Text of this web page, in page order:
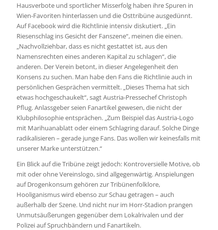
Hausverbote und sportlicher Misserfolg haben ihre Spuren in
Wien-Favoriten hinterlassen und die Osttribüne ausgedünnt.
Auf Facebook wird die Richtlinie intensiv diskutiert. „Ein
Riesenschlag ins Gesicht der Fanszene“, meinen die einen.
„Nachvollziehbar, dass es nicht gestattet ist, aus den
Namensrechten eines anderen Kapital zu schlagen“, die
anderen. Der Verein betont, in dieser Angelegenheit den
Konsens zu suchen. Man habe den Fans die Richtlinie auch in
persönlichen Gesprächen vermittelt. „Dieses Thema hat sich
etwas hochgeschaukelt“, sagt Austria-Pressechef Christoph
Pflug. Anlassgeber seien Fanartikel gewesen, die nicht der
Klubphilosophie entsprächen. „Zum Beispiel das Austria-Logo
mit Marihuanablatt oder einem Schlagring darauf. Solche Dinge
radikalisieren – gerade junge Fans. Das wollen wir keinesfalls mit
unserer Marke unterstützen.“
Ein Blick auf die Tribüne zeigt jedoch: Kontroversielle Motive, ob
mit oder ohne Vereinslogo, sind allgegenwärtig. Anspielungen
auf Drogenkonsum gehören zur Tribünenfolklore,
Hooliganismus wird ebenso zur Schau getragen – auch
außerhalb der Szene. Und nicht nur im Horr-Stadion prangen
Unmutsäußerungen gegenüber dem Lokalrivalen und der
Polizei auf Spruchbändern und Fanartikeln.